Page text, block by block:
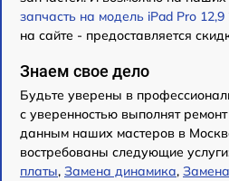
запчасть на модель iPad Pro 12,9
на сайте - предоставляется
Знаем свое дело
Будьте уверены в
с уверенностью выполнят
данным наших мастеров в
востребованы следующие
платы, Замена динамика,